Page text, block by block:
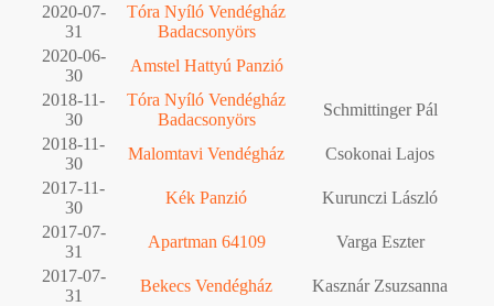
2020-07-
31
Tóra Nyíló Vendégház
Badacsonyörs
2020-06-
30
Amstel Hattyú Panzió
2018-11-
30
Tóra Nyíló Vendégház
Badacsonyörs
Schmittinger Pál
2018-11-
30
Malomtavi Vendégház
Csokonai Lajos
2017-11-
30
Kék Panzió
Kurunczi László
2017-07-
31
Apartman 64109
Varga Eszter
2017-07-
31
Bekecs Vendégház
Kasznár Zsuzsanna